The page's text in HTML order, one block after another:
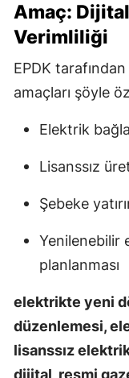
Amaç:
Verimliliği
EPDK
amaçları şöyle
Elektrik
Lisanssız
Şebeke
Yenilenebilir
planlanması
elektrikte yeni
düzenlemesi,
lisanssız